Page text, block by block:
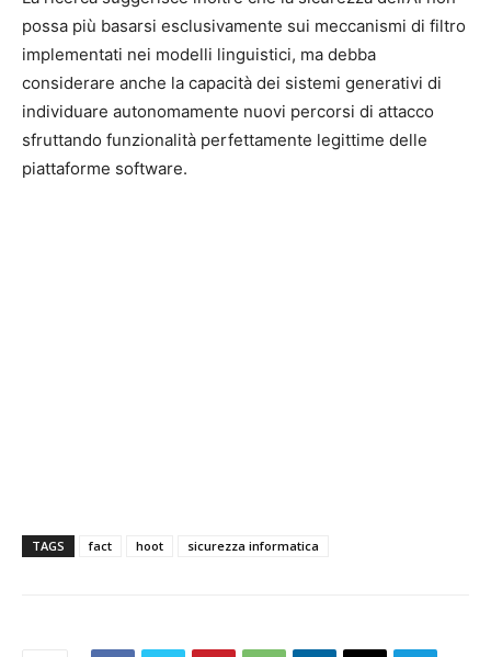
possa più basarsi esclusivamente sui meccanismi di filtro
implementati nei modelli linguistici, ma debba
considerare anche la capacità dei sistemi generativi di
individuare autonomamente nuovi percorsi di attacco
sfruttando funzionalità perfettamente legittime delle
piattaforme software.
TAGS fact hoot sicurezza informatica